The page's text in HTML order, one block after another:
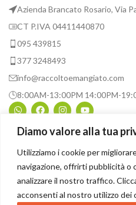
Diamo valore alla tua
Utilizziamo i cookie per
navigazione, offrirti pubblicità o
analizzare il nostro traffico.
acconsenti al nostro utilizzo dei
Azienda Brancato Rosario, Via
CT P.IVA 04411440870
095 439815
377 3248493
info@raccoltoemangiato.com
8:00AM-13:00PM 14:00PM-
ASSISTENZA